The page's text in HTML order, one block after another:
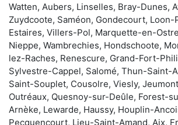
Watten, Aubers, Linselles, Bray-Dunes,
Zuydcoote, Saméon, Gondecourt, Loon-
Estaires, Villers-Pol, Marquette-en-
Nieppe, Wambrechies, Hondschoote,
lez-Raches, Renescure, Grand-Fort-
Sylvestre-Cappel, Salomé, Thun-Saint-
Saint-Souplet, Cousolre, Viesly,
Outréaux, Quesnoy-sur-Deûle, Forest-
Arnèke, Lewarde, Haussy, Houplin-
Pecquencourt, Lieu-Saint-Amand, Aix,